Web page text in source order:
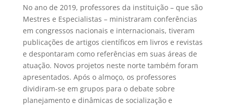
No ano de 2019, professores da instituição – que são
Mestres e Especialistas – ministraram conferências
em congressos nacionais e internacionais, tiveram
publicações de artigos científicos em livros e revistas
e despontaram como referências em suas áreas de
atuação. Novos projetos neste norte também foram
apresentados. Após o almoço, os professores
dividiram-se em grupos para o debate sobre
planejamento e dinâmicas de socialização e